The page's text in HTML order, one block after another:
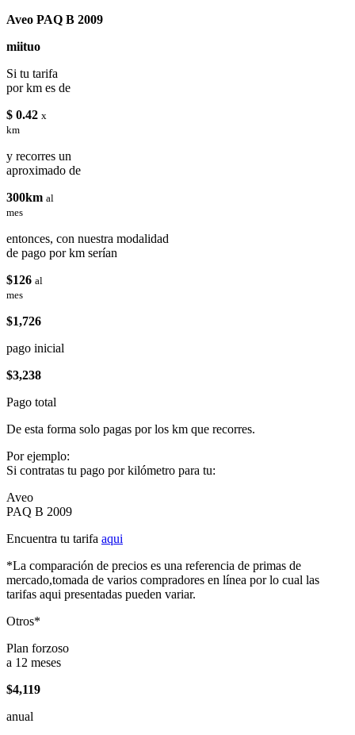
Aveo PAQ B 2009
miituo
Si tu tarifa
por km es de
$ 0.42 x
km
y recorres un
aproximado de
300km al
mes
entonces, con nuestra modalidad
de pago por km serían
$126 al
mes
$1,726
pago inicial
$3,238
Pago total
De esta forma solo pagas por los km que recorres.
Por ejemplo:
Si contratas tu pago por kilómetro para tu:
Aveo
PAQ B 2009
Encuentra tu tarifa aqui
*La comparación de precios es una referencia de primas de
mercado,tomada de varios compradores en línea por lo cual las
tarifas aqui presentadas pueden variar.
Otros*
Plan forzoso
a 12 meses
$4,119
anual